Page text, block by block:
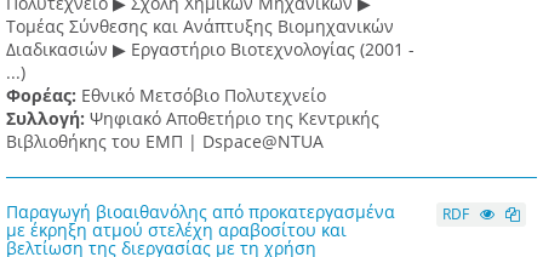
Τομέας Σύνθεσης και Ανάπτυξης Βιομηχανικών
Διαδικασιών ▶ Εργαστήριο Βιοτεχνολογίας (2001 -
...)
Φορέας: Εθνικό Μετσόβιο Πολυτεχνείο
Συλλογή: Ψηφιακό Αποθετήριο της Κεντρικής
Βιβλιοθήκης του ΕΜΠ | Dspace@NTUA
Παραγωγή βιοαιθανόλης από προκατεργασμένα
με έκρηξη ατμού στελέχη αραβοσίτου και
βελτίωση της διεργασίας με τη χρήση
RDF